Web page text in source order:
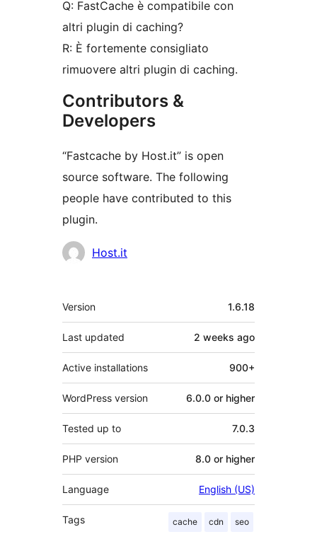
Q: FastCache è compatibile con
altri plugin di caching?
R: È fortemente consigliato
rimuovere altri plugin di caching.
Contributors &
Developers
“Fastcache by Host.it” is open
source software. The following
people have contributed to this
plugin.
Contributors
Host.it
Meta
Version 1.6.18
Last updated 2 weeks ago
Active installations 900+
WordPress version 6.0.0 or higher
Tested up to 7.0.3
PHP version 8.0 or higher
Language English (US)
Tags cache cdn seo